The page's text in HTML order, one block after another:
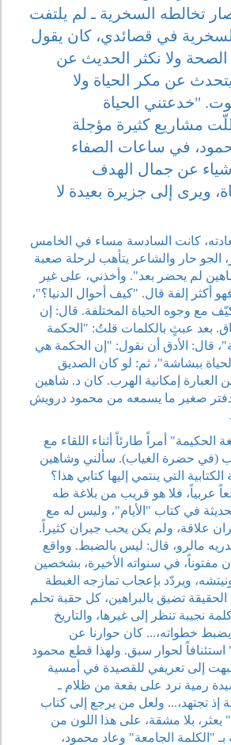
تخالطه السخرية ـ لم يلتفت
في قصائدي، كان يقول
الصحة ولا نكثر الحديث عن
عن مكر الحياة ولا
"خدعتني الحياة
مشاريع كثيرة مؤجلة
في ساعات الصفاء
عن جمال الهدف
ويرى إلى جزيرة بعيدة لا
كانت السادسة مساء في الخامس
الجو حار والشاعر يتأهب لرحلة صعبة
لم يحضر بعد". وأخذني، على غير
أكثر إلفة قال. "كيف أحوال الدنيا؟"،
مع وجوه الحياة المختلفة. قال: إن
بعد عبثٍ بالكلمات قلتُ: "الحكمة
قال: الأدق أن نقول: "إن الحكمة هي
ببشاشة"، ثم: لو كان الصديق
العبارة إمكانية الهرب. كان د. شاهين
دفتر صغير ما يسمعه من محمود درويش
الحكيمة" أمراً طارئاً أثناء اللقاء مع
(في حضرة الغياب). سألني وشاهين
التي ينتمي إليها كتابي هذا؟
عربياً، فلا هو قريب من بلاغة طه
في كتاب "الأيام"، وليس له مع
علاقة، ولم يكن يحب جبران كثيراً.
مالرو، قال: ليس بالضبط. وواقع
مفتوناً، في سنواته الأخيرة، بشخصين
ويردّد بإعجاب تمازجه الغبطة
تضيق بالبراهين، كل حقبة تحلم
نجيبة تنظر إلى غيرها، والتاريخ
يضبط خطواته،... كان حوارنا عن
لحوار سبق. ولهذا قطع محمود
إلى تعريفي للقصيدة في أمسية
رمية نرد على بقعة من ظلام ـ
إذ تجتهد،... ولعل من يرجع إلى كتاب
بلا مشقة، على هذا اللون من
بـ "الكلمة الجامعة" وعاد محمود،